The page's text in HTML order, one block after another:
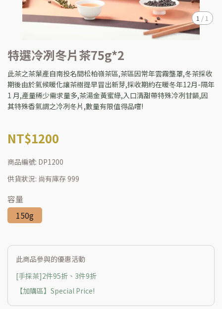
1 / 1
特選冷冽冬片茶75g*2
此茶之茶葉產自南投名間松柏嶺茶區,茶區因常年雲霧壟罩,冬茶採收
期後由於氣候暖化讓茶樹提早冒出新芽,採收期約在暖冬年12月-隔年
1 月,產量稀少需求量多,茶湯金黃蜜綠,入口清甜帶特殊冷冽甘韻,因
其特殊香氣謂之冷冽冬片,數量有限值得品嚐!
NT$1200
商品編號: DP1200
供貨狀況: 尚有庫存 999
容量
150g
此商品參與的優惠活動
[手採茶]2件95折、3件9折
【加購區】Special Price!